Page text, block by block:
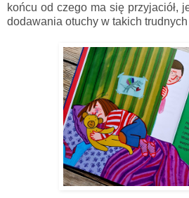
końcu od czego ma się przyjaciół,
dodawania otuchy w takich